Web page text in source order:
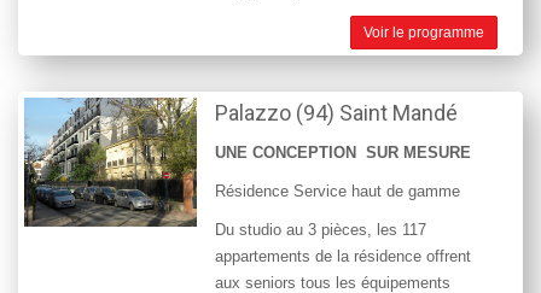
Voir le programme
Palazzo (94) Saint Mandé
UNE CONCEPTION SUR MESURE
Résidence Service haut de gamme
Du studio au 3 pièces, les 117
appartements de la résidence offrent
aux seniors tous les équipements